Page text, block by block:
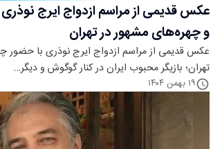
عکس قدیمی از مراسم ازدواج ایرج
و چهره‌های مشهور در تهران
عکس قدیمی از مراسم ازدواج ایرج نوذری با حضور
تهران؛ بازیگر محبوب ایران در کنار گوگوش و دیگر…
۱۹ بهمن ۱۴۰۴